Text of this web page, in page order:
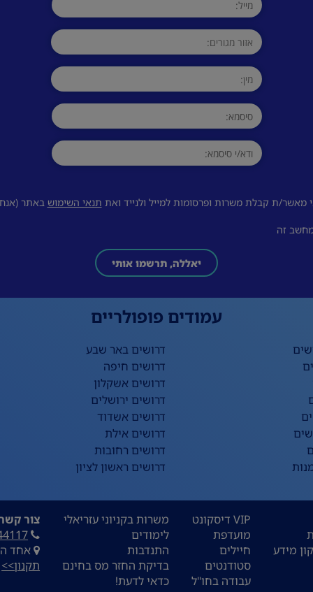
מאשר/ת קבלת משרות ופרסומות למייל ולנייד ואת תנאי השימוש באתר
זה
יאללה, תרשמו אותי
עמודים פופולריים
דרושים באר שבע
דרושים חיפה
דרושים אשקלון
דרושים ירושלים
דרושים אשדוד
דרושים אילת
דרושים רחובות
דרושים ראשון לציון
מידע
VIP דיסקונט
מועדפת
חיילים
סטודנטים
עבודה בחו"ל
משרות בקניוני עזריאלי
לימודים
התנדבות
בדיקת החזר מס בחינם
כדאי לדעת!
צור
אחד העם 9,
תקנון>>